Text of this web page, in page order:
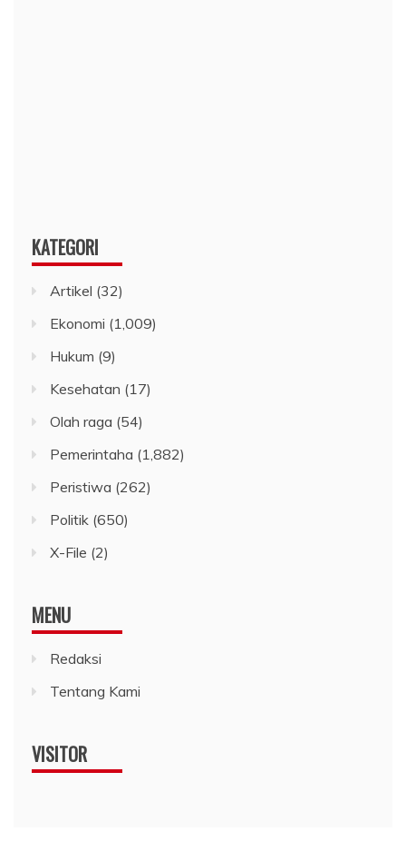
KATEGORI
Artikel (32)
Ekonomi (1,009)
Hukum (9)
Kesehatan (17)
Olah raga (54)
Pemerintaha (1,882)
Peristiwa (262)
Politik (650)
X-File (2)
MENU
Redaksi
Tentang Kami
VISITOR